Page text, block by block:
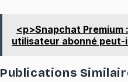
<p>Snapchat
utilisateur abonné peut-
Publications